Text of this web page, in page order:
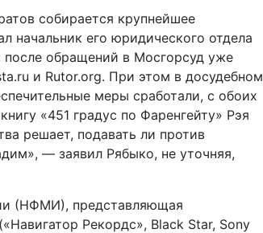
собирается крупнейшее
начальник его юридического отдела
обращений в Мосгорсуд уже
и Rutor.org. При этом в досудебном
меры сработали, с обоих
«451 градус по Фаренгейту» Рэя
решает, подавать ли против
— заявил Рябыко, не уточняя,
(НФМИ), представляющая
Рекордс», Black Star, Sony